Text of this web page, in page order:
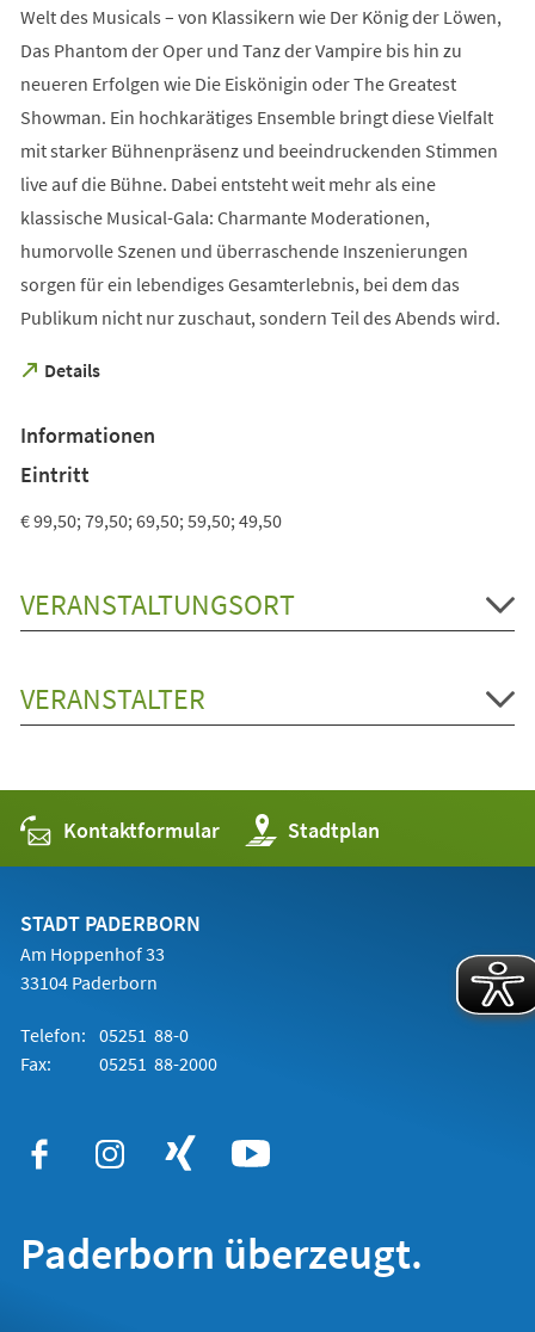
Welt des Musicals – von Klassikern wie Der König der Löwen,
Das Phantom der Oper und Tanz der Vampire bis hin zu
neueren Erfolgen wie Die Eiskönigin oder The Greatest
Showman. Ein hochkarätiges Ensemble bringt diese Vielfalt
mit starker Bühnenpräsenz und beeindruckenden Stimmen
live auf die Bühne. Dabei entsteht weit mehr als eine
klassische Musical-Gala: Charmante Moderationen,
humorvolle Szenen und überraschende Inszenierungen
sorgen für ein lebendiges Gesamterlebnis, bei dem das
Publikum nicht nur zuschaut, sondern Teil des Abends wird.
Details
(Öffnet
neuen
Tab)
Informationen
Eintritt
€ 99,50; 79,50; 69,50; 59,50; 49,50
VERANSTALTUNGSORT
VERANSTALTER
Kontaktformular Stadtplan
(Öffnet
in
einem
STADT PADERBORN
Am Hoppenhof 33
33104 Paderborn
Telefon: 05251 88-0
Fax:
05251 88-2000
Paderborn überzeugt.